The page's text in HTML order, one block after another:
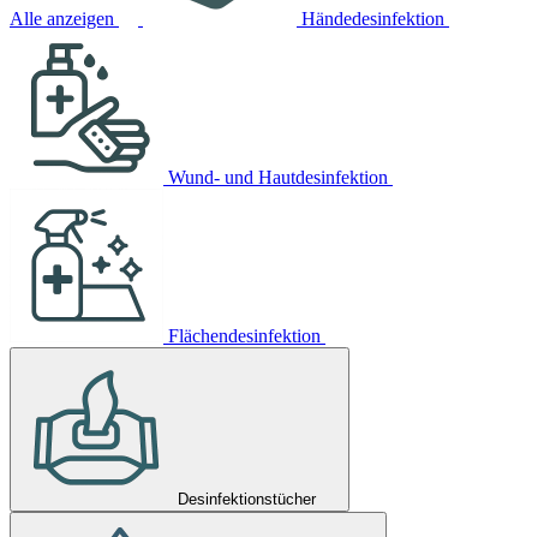
Alle anzeigen Händedesinfektion
Wund- und Hautdesinfektion
Flächendesinfektion
Desinfektionstücher